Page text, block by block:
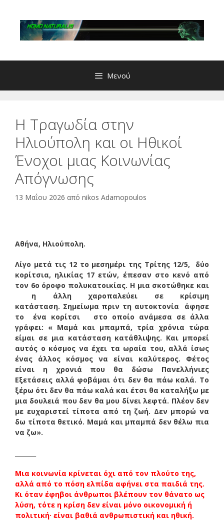
περιεχόμενο
Μενού
Η Τραγωδία στην
Ηλιούπολη και οι Ηθικοί
Ένοχοι μιας Κοινωνίας
Απόγνωσης
13 Μαΐου 2026 από nikos Adamopoulos
Αθήνα, Ηλιούπολη.
Λίγο μετά τις 12 το μεσημέρι της Τρίτης 12/5, δύο
κορίτσια, ηλικίας 17 ετών, έπεσαν στο κενό από
τον 6ο όροφο πολυκατοικίας. Η μια σκοτώθηκε και
η άλλη χαροπαλεύει σε κρίσιμη
κατάσταση. Σημείωμα πριν τη αυτοκτονία άφησε
το ένα κορίτσι στο οποίο ανάμεσα σε άλλα
γράφει: « Μαμά και μπαμπά, τρία χρόνια τώρα
είμαι σε μια κατάσταση κατάθλιψης. Και μπορεί
αυτός ο κόσμος να έχει τα ωραία του, αλλά ίσως
ένας άλλος κόσμος να είναι καλύτερος. Φέτος
είναι η χρονιά που θα δώσω Πανελλήνιες
Εξετάσεις αλλά φοβάμαι ότι δεν θα πάω καλά. Το
ξέρω ότι δεν θα πάω καλά και έτσι θα καταλήξω με
μια δουλειά που δεν θα μου δίνει λεφτά. Πλέον δεν
με ευχαριστεί τίποτα από τη ζωή. Δεν μπορώ να
δω τίποτα θετικό. Μαμά και μπαμπά δεν θέλω πια
να ζω».
Μια κοινωνία κρίνεται όχι από τον πλούτο της,
αλλά από το πόση ελπίδα αφήνει στα παιδιά της.
Κι όταν έφηβοι άνθρωποι βλέπουν τον θάνατο ως
λύση, τότε η κρίση δεν είναι μόνο οικονομική ή
πολιτική· είναι βαθιά ανθρωπιστική και ηθική.